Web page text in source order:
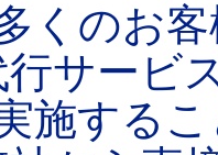
くのお
行サービ
施する